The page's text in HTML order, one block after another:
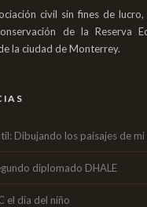
civil sin fines de
de la Reserva
la ciudad de Monterrey.
Dibujando los paisajes de
diplomado DHALE
el dia del niño